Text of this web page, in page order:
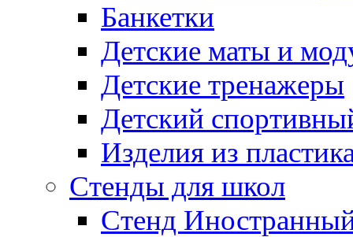
Банкетки
Детские маты и
Детские тренажеры
Детский
Изделия из
Стенды для школ
Стенд